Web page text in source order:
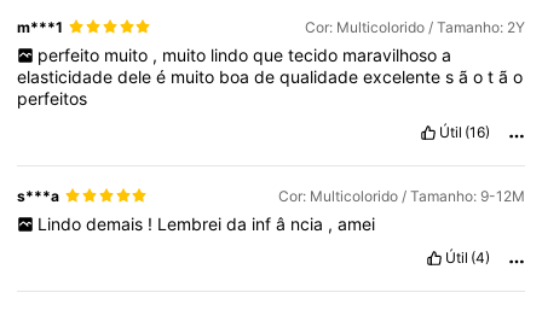
m***1 Cor: Multicolorido / Tamanho: 2Y
perfeito muito , muito lindo que tecido maravilhoso a
elasticidadedeleé muito boadequalidadeexcelentesãotão
perfeitos
Útil (16)
s***a Cor: Multicolorido / Tamanho: 9-12M
Lindo demais ! Lembrei da inf â ncia , amei
Útil (4)